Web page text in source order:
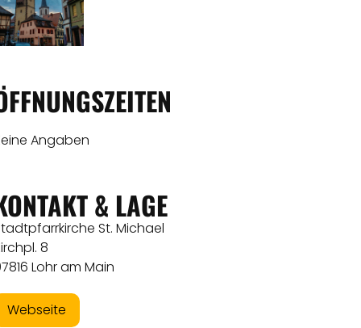
Angaben
& LAGE
St. Michael
8
Lohr am Main
Webseite